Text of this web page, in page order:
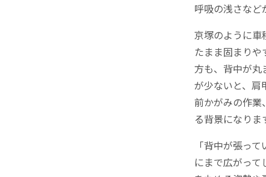
呼吸の浅さなど
京塚のように車
たまま固まり
方も、背中が丸
が少ないと、肩
前かがみの作業
る背景になりま
「背中が張っ
にまで広がっ